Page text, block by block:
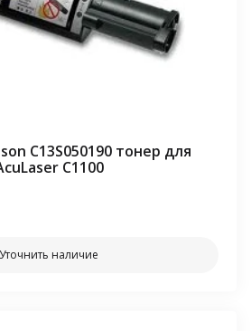
C13S050190 тонер для
C1100
Уточнить наличие